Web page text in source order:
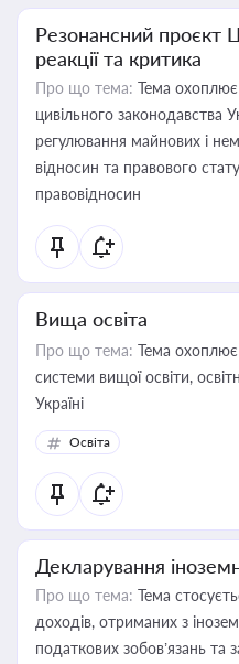
Резонансний проєкт
реакції та критика
Про що тема: Тема
цивільного законодавства
регулювання майнових і
відносин та правового
правовідносин
Вища освіта
Про що тема: Тема
системи вищої освіти,
Україні
Освіта
Декларування
Про що тема: Тема
доходів, отриманих з
податкових зобов’язань та